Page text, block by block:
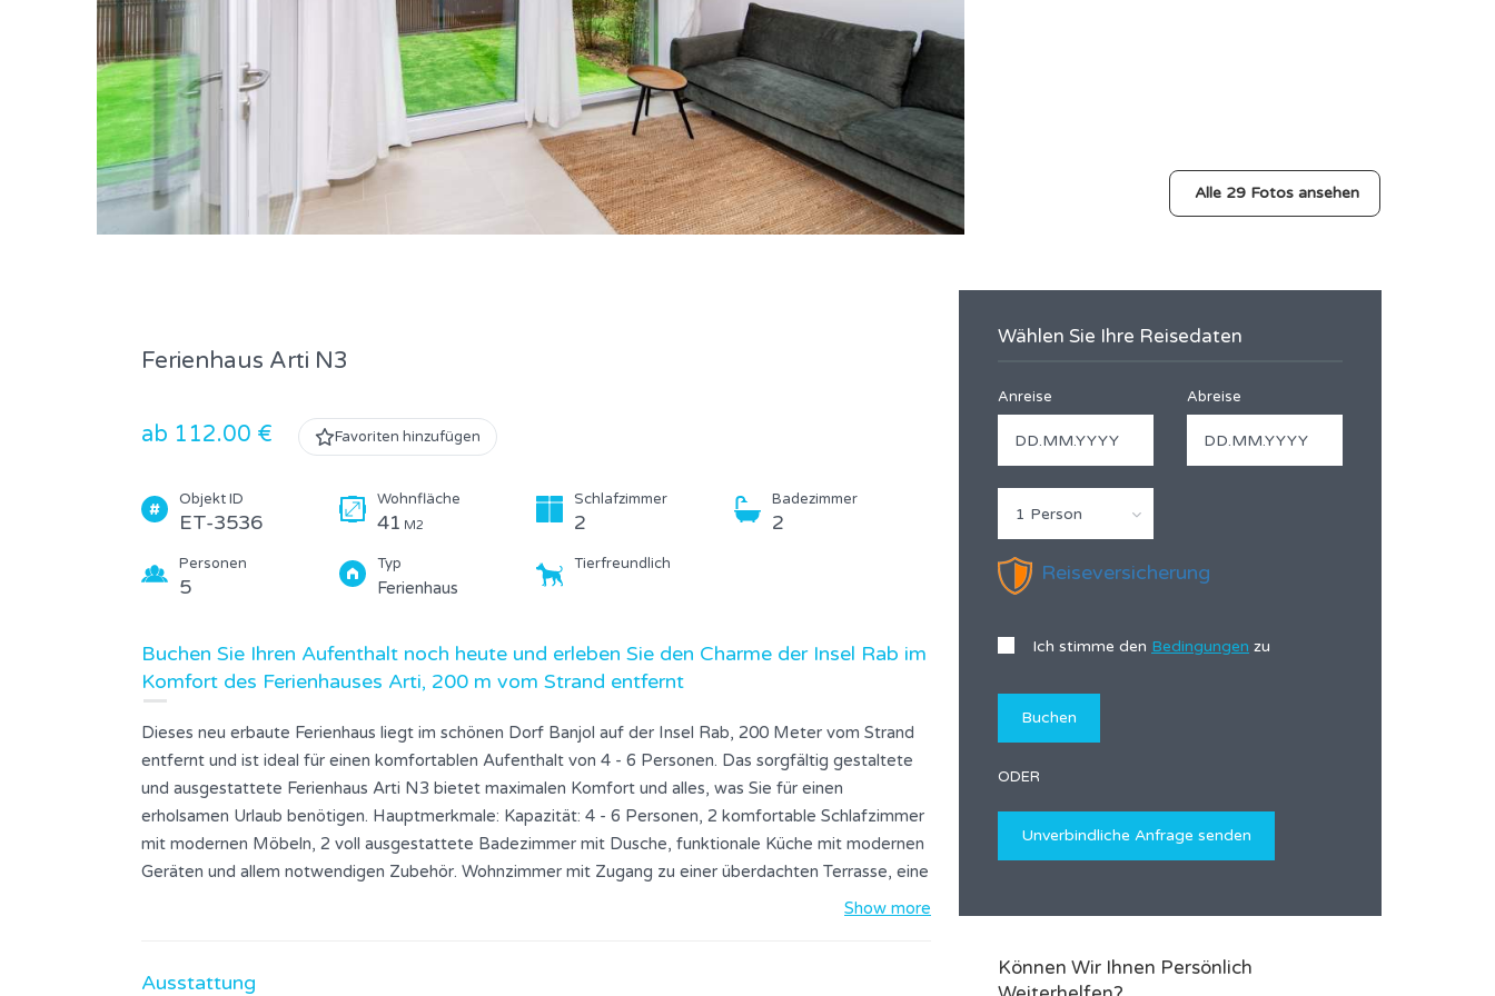
Alle 29 Fotos ansehen
Ferienhaus Arti N3
ab 112.00 € Favoriten hinzufügen
Objekt ID
ET-3536
Wohnfläche
41 M2
Schlafzimmer
2
Badezimmer
2
Personen
5
Typ
Ferienhaus
Tierfreundlich
Buchen Sie Ihren Aufenthalt noch heute und erleben Sie den Charme der Insel Rab im
Komfort des Ferienhauses Arti, 200 m vom Strand entfernt
Dieses neu erbaute Ferienhaus liegt im schönen Dorf Banjol auf der Insel Rab, 200 Meter vom Strand
entfernt und ist ideal für einen komfortablen Aufenthalt von 4 - 6 Personen. Das sorgfältig gestaltete
und ausgestattete Ferienhaus Arti N3 bietet maximalen Komfort und alles, was Sie für einen
erholsamen Urlaub benötigen. Hauptmerkmale: Kapazität: 4 - 6 Personen, 2 komfortable Schlafzimmer
mit modernen Möbeln, 2 voll ausgestattete Badezimmer mit Dusche, funktionale Küche mit modernen
Geräten und allem notwendigen Zubehör. Wohnzimmer mit Zugang zu einer überdachten Terrasse, eine
geräumige überdachte Terrasse, die sich perfekt zum Entspannen und Genießen von Mahlzeiten an der
Sie jeden Tag mit dem Rauschen des Meeres beginnen und beenden können.
Show more
Ausstattung
Wählen Sie Ihre Reisedaten
Anreise Abreise
1 Person
Reiseversicherung
Ich stimme den Bedingungen zu
ODER
Können Wir Ihnen Persönlich